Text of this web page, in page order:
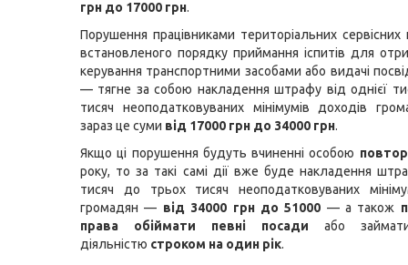
грн до 17000 грн.
Порушення працівниками територіальних
встановленого порядку приймання іспитів для
керування транспортними засобами або видачі
— тягне за собою накладення штрафу від однієї
тисяч неоподатковуваних мінімумів доходів
зараз це суми від 17000 грн до 34000 грн.
Якщо ці порушення будуть вчиненні особою
року, то за такі самі дії вже буде накладення
тисяч до трьох тисяч неоподатковуваних
громадян — від 34000 грн до 51000 — а також
права обіймати певні посади або
діяльністю строком на один рік.